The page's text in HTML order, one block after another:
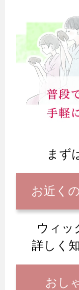
まず
お近く
ウィッ
詳しく
おし